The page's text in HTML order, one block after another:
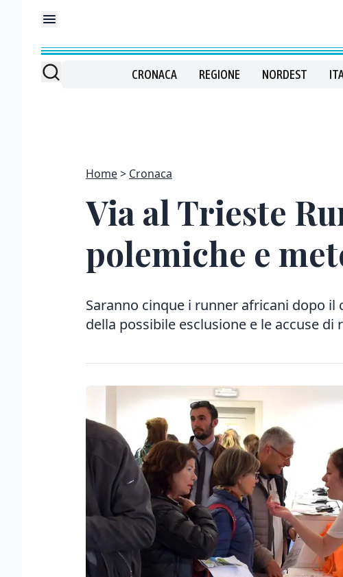
CRONACA REGIONE NORDEST
Home Cronaca
Via al Trieste
polemiche e
Saranno cinque i runner africani dopo
della possibile esclusione e le accuse di